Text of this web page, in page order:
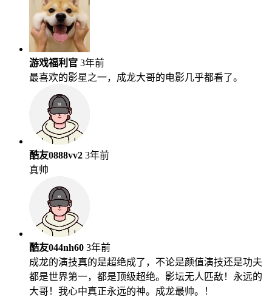
游戏福利官 3年前
最喜欢的影星之一，成龙大哥的电影几乎都看了。
酷友0888vv2 3年前
真帅
酷友044nh60 3年前
成龙的演技真的是超绝成了，不论是颜值演技还是功夫
都是世界第一，都是顶级超绝。影坛无人匹敌！永远的
大哥！我心中真正永远的神。成龙最帅。！